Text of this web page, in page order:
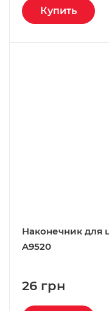
Купить
Наконечник
A9520
26 грн